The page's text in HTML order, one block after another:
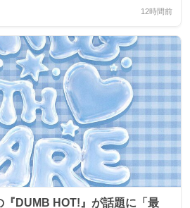
12時間前
『DUMB HOT!』が話題に「最